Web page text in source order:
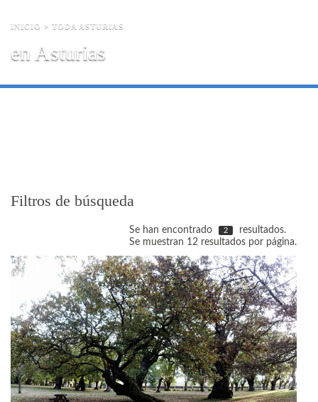
INICIO > TODA ASTURIAS
en Asturias
Filtros de búsqueda
Se han encontrado 2
resultados.
Se muestran 12 resultados por página.